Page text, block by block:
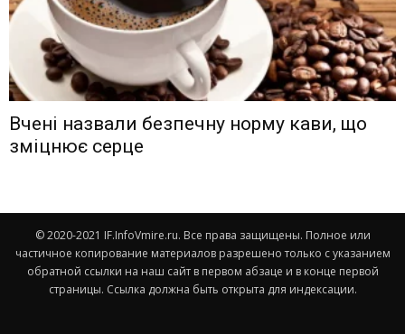
Вчені назвали безпечну норму кави, що
зміцнює серце
© 2020-2021 IF.InfoVmire.ru. Все права защищены. Полное или
частичное копирование материалов разрешено только с указанием
обратной ссылки на наш сайт в первом абзаце и в конце первой
страницы. Ссылка должна быть открыта для индексации.